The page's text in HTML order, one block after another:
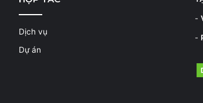
Dịch vụ
Dự án
-
-